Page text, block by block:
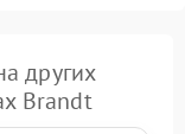
других
Brandt